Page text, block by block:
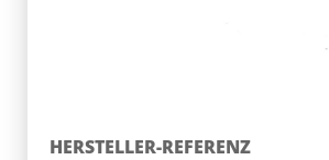
HERSTELLER-REFERENZ